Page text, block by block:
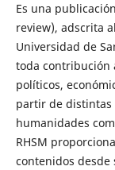
Es una
review), adscrita
Universidad de
toda contribución
políticos,
partir de distintas
humanidades
RHSM
contenidos desde